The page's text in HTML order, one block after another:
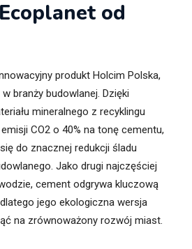
od
produkt Holcim Polska,
branży budowlanej. Dzięki
mineralnego z recyklingu
CO2 o 40% na tonę cementu,
do znacznej redukcji śladu
Jako drugi najczęściej
cement odgrywa kluczową
jego ekologiczna wersja
na zrównoważony rozwój miast.